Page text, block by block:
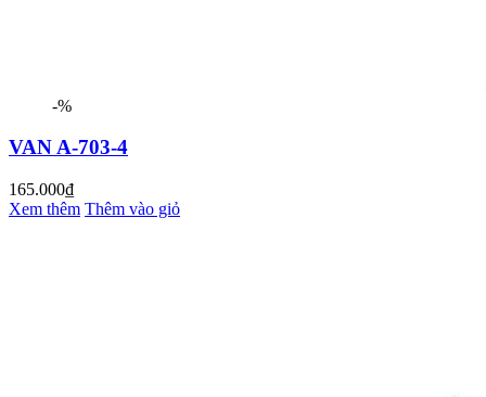
-%
VAN A-703-4
165.000₫
Xem thêm Thêm vào giỏ